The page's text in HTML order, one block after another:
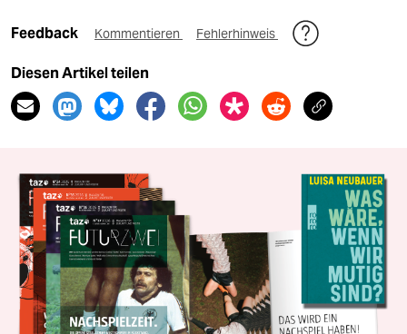
Feedback Kommentieren Fehlerhinweis
Diesen Artikel teilen